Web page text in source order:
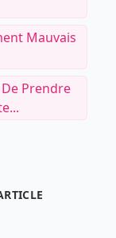
Mauvais
Prendre